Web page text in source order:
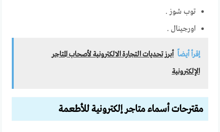
توب شوز .
اورجينال .
إقرأ أيضاً أبرز تحديات التجارة الالكترونية لأصحاب المتاجر
الإلكترونية
مقترحات أسماء متاجر إلكترونية للأطعمة